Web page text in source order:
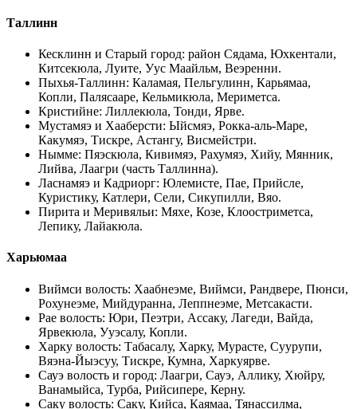
Таллинн
Кесклинн и Старый город: район Сядама, Юхкентали,
Китсекюла, Луите, Уус Маайльм, Веэренни.
Пыхья-Таллинн: Каламая, Пельгулинн, Карьямаа,
Копли, Палясааре, Кельмикюла, Мериметса.
Кристийне: Лиллекюла, Тонди, Ярве.
Мустамяэ и Хааберсти: Ыйсмяэ, Рокка-аль-Маре,
Какумяэ, Тискре, Астангу, Висмейстри.
Нымме: Пяэскюла, Кивимяэ, Рахумяэ, Хийу, Мянник,
Лийва, Лаагри (часть Таллинна).
Ласнамяэ и Кадриорг: Юлемисте, Пае, Прийсле,
Куристику, Катлери, Сели, Сикупилли, Вяо.
Пирита и Меривяльи: Мяхе, Козе, Клоостриметса,
Лепику, Лайакюла.
Харьюмаа
Виймси волость: Хаабнеэме, Виймси, Рандвере, Пюнси,
Рохунеэме, Мийдуранна, Леппнеэме, Метсакасти.
Рае волость: Юри, Пеэтри, Ассаку, Лагеди, Вайда,
Ярвекюла, Ууэсалу, Копли.
Харку волость: Табасалу, Харку, Мурасте, Суурупи,
Вяэна-Йыэсуу, Тискре, Кумна, Харкуярве.
Сауэ волость и город: Лаагри, Сауэ, Аллику, Хюйру,
Ванамыйса, Турба, Рийсипере, Керну.
Саку волость: Саку, Кийса, Каямаа, Тянассилма,